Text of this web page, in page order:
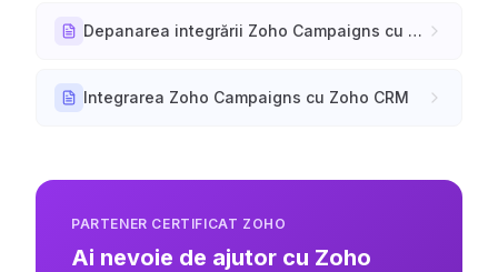
Depanarea integrării Zoho Campaigns cu Zoho CRM
Integrarea Zoho Campaigns cu Zoho CRM
PARTENER CERTIFICAT ZOHO
Ai nevoie de ajutor cu Zoho